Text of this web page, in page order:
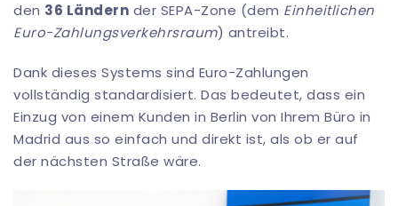
den 36 Ländern der SEPA-Zone (dem Einheitlichen
Euro-Zahlungsverkehrsraum) antreibt.
Dank dieses Systems sind Euro-Zahlungen
vollständig standardisiert. Das bedeutet, dass ein
Einzug von einem Kunden in Berlin von Ihrem Büro in
Madrid aus so einfach und direkt ist, als ob er auf
der nächsten Straße wäre.